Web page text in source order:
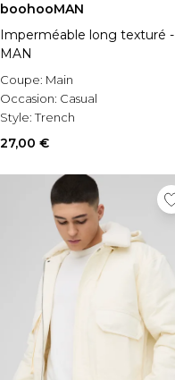
boohooMAN
Imperméable long texturé -
MAN
Coupe: Main
Occasion: Casual
Style:Trench
27,00 €